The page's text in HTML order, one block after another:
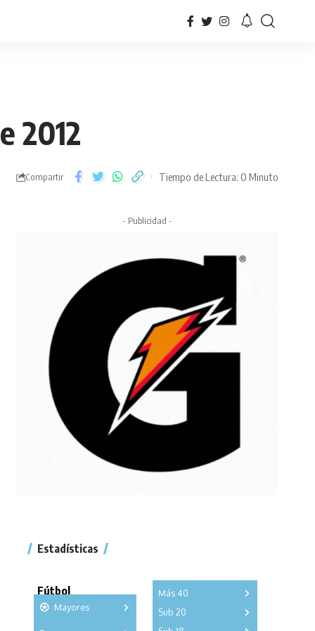
2012
Compartir Tiempo de Lectura: 0 Minuto
- Publicidad -
Estadísticas
Fútbol
Mayores
Más 40
Sub 20